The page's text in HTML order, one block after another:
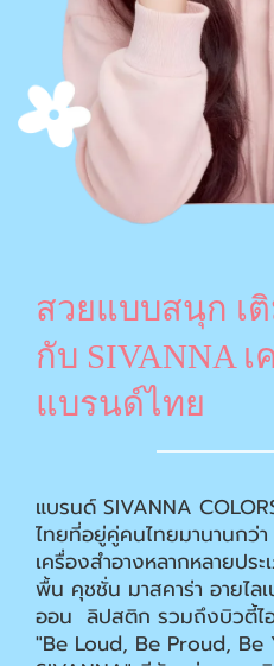
สวยแบบสนุก เ
กับ SIVANNA เ
แบรนด์ไทย
แบรนด์ SIVANNA
ไทยที่อยู่คู่คนไทยมานานกว่
เครื่องสำอางหลากหลายปร
พื้น คุชชั่น มาสคาร่า อายไล
ออน ลิปสติก รวมถึงบิวตี้ไ
"Be Loud, Be Proud,